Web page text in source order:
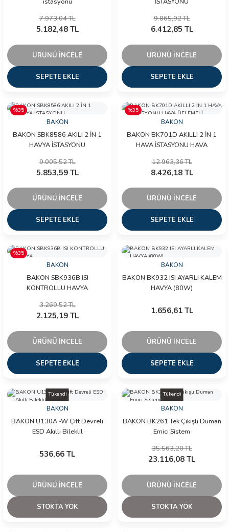
7.973,04 TL
5.182,48 TL
ÜRÜNÜ İNCELE
SEPETE EKLE
9.865,92 TL
6.412,85 TL
ÜRÜNÜ İNCELE
SEPETE EKLE
%35
BAKON
BAKON SBK8586 AKILI 2 İN 1
HAVYA İSTASYONU
9.005,52 TL
5.853,59 TL
ÜRÜNÜ İNCELE
SEPETE EKLE
%35
BAKON
BAKON BK701D AKILLI 2 İN 1
HAVA İSTASYONU HAVA
12.963,36 TL
8.426,18 TL
ÜRÜNÜ İNCELE
SEPETE EKLE
%35
BAKON
BAKON SBK936B ISI
KONTROLLU HAVYA
3.269,52 TL
2.125,19 TL
ÜRÜNÜ İNCELE
SEPETE EKLE
BAKON
BAKON BK932 ISI AYARLI KALEM
HAVYA (80W)
1.656,61 TL
ÜRÜNÜ İNCELE
SEPETE EKLE
Tükendi
BAKON
BAKON U130A -W Çift Devreli
ESD Akıllı Bileklil
536,66 TL
ÜRÜNÜ İNCELE
STOKTA YOK
Tükendi
BAKON
BAKON BK261 Tek Çıkışlı Duman
Emici Sistem
35.563,20 TL
23.116,08 TL
ÜRÜNÜ İNCELE
STOKTA YOK